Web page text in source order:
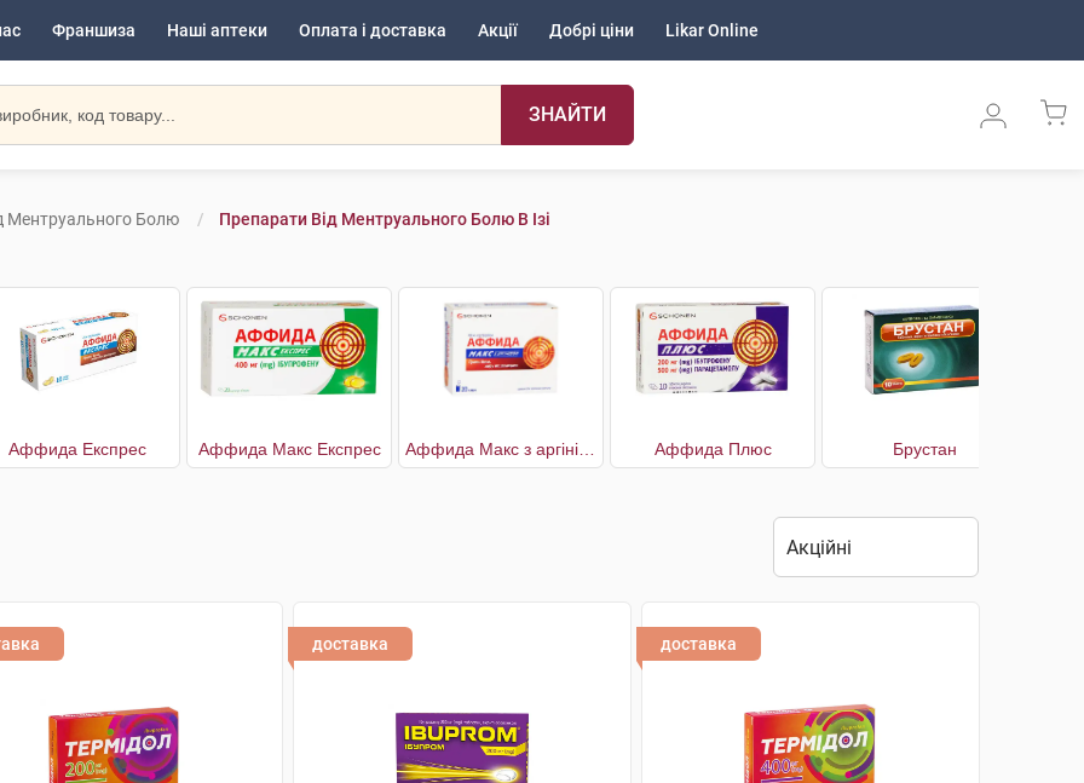
Франшиза Наші аптеки Оплата і доставка Акції Добрі ціни Likar Online
ЗНАЙТИ
Ментруального Болю Препарати Від Ментруального Болю В Ізі
Аффида Експрес Аффида Макс Експрес Аффида Плюс Брустан
доставка доставка